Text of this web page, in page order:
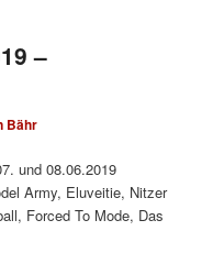
–
Bähr
und 08.06.2019
Army, Eluveitie, Nitzer
Forced To Mode, Das